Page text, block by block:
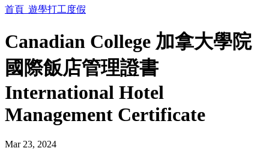
首頁 遊學打工度假
Canadian College 加拿大學院
國際飯店管理證書
International Hotel
Management Certificate
Mar 23, 2024